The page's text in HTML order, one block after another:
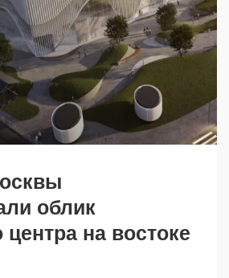
облик
центра на востоке